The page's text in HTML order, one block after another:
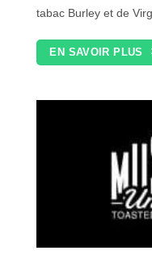
tabac Burley et de
EN SAVOIR PLUS